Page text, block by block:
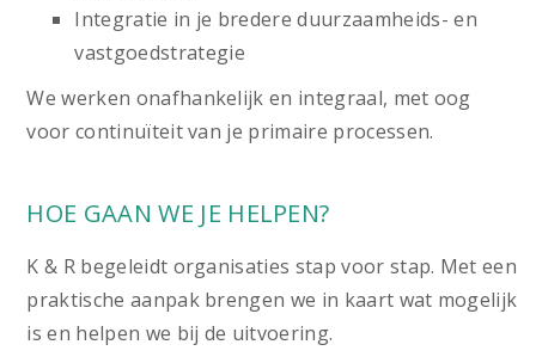
Integratie in je bredere duurzaamheids- en
vastgoedstrategie
We werken onafhankelijk en integraal, met oog
voor continuïteit van je primaire processen.
HOE GAAN WE JE HELPEN?
K & R begeleidt organisaties stap voor stap. Met een
praktische aanpak brengen we in kaart wat mogelijk
is en helpen we bij de uitvoering.